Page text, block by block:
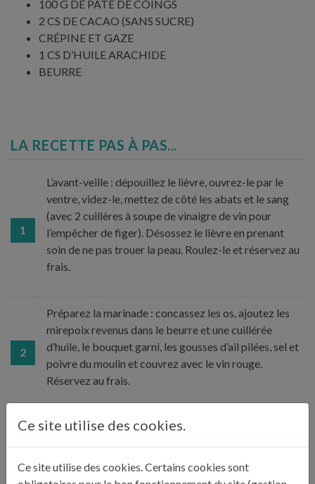
100 G DE PATE DE COINGS
2 CS DE CACAO (SANS SUCRE)
CRÉPINE ET GAZE
1 CS D’HUILE ARACHIDE
BEURRE
LA RECETTE PAS À PAS...
1
L’avant-veille : dépouillez le lièvre, ouvrez-le par le
ventre, videz-le, mettez de côté les abats et le sang
(avec 2 cuillères à soupe de vinaigre de vin pour
l’empêcher de figer). Désossez le lièvre en prenant
soin de ne pas trouer la peau. Roulez-le et réservez au
frais.
2
Préparez la marinade : concassez les os, ajoutez les
mirepoix revenus dans le beurre et une cuillérée
d’huile, le bouquet garni, les gousses d’ail pilées, sel et
poivre du moulin et couvrez avec le vin rouge.
Réservez au frais.
Préparez les ingrédients de la farce : coupez en petits
dés les viandes, mouillez le pain de mie avec le cognac
et le pineau, ajoutez sel et épices, les gousses d’ail
pilées, mélangez et laissez reposer jusqu’au lendemain.
Ce site utilise des cookies.
Ce site utilise des cookies. Certains cookies sont